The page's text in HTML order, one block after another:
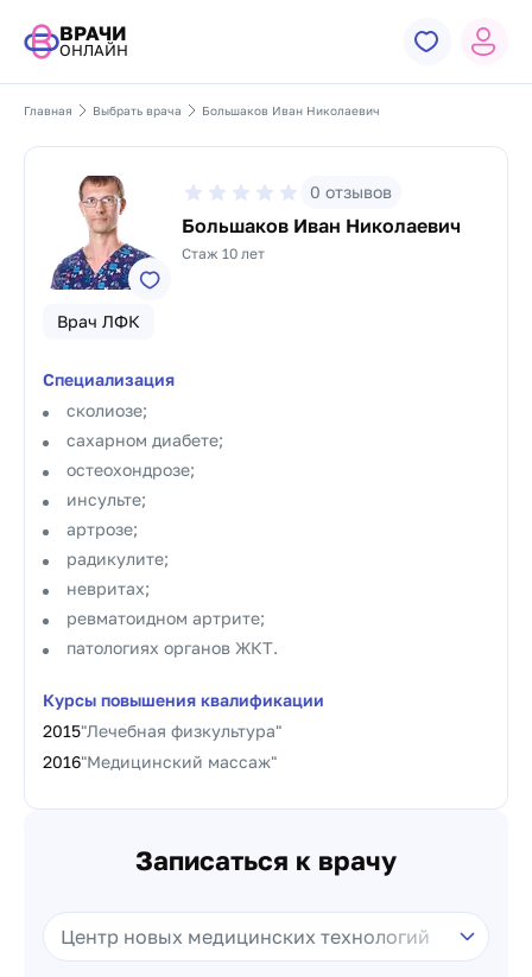
ВРАЧИ
ОНЛАЙН
Главная Выбрать врача Большаков Иван Николаевич
0 отзывов
Большаков Иван Николаевич
Стаж 10 лет
Врач ЛФК
Специализация
сколиозе;
сахарном диабете;
остеохондрозе;
инсульте;
артрозе;
радикулите;
невритах;
ревматоидном артрите;
патологиях органов ЖКТ.
Курсы повышения квалификации
2015"Лечебная физкультура"
2016"Медицинский массаж"
Записаться к врачу